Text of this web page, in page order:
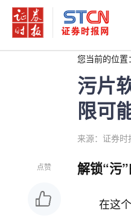
您当前的位置：
污片
限可
来源：证券时
点赞 解锁“污
在这